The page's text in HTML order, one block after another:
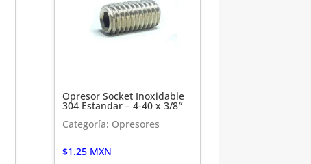
Opresor Socket Inoxidable
304 Estandar – 4-40 x 3/8″
Categoría: Opresores
$1.25MXN